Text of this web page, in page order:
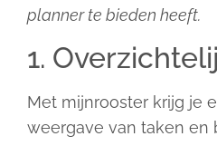
planner te bieden heeft.
1.
Met mijnrooster krijg je
weergave van taken en